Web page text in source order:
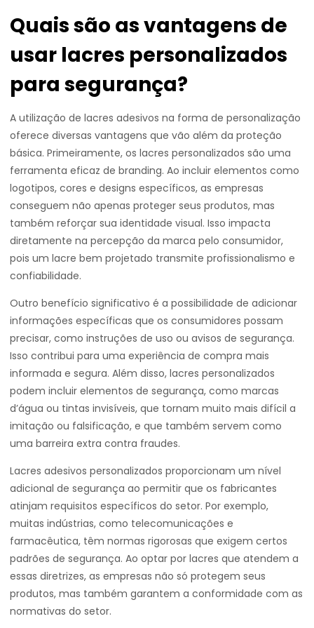
Quais são as vantagens de
usar lacres personalizados
para segurança?
A utilização de lacres adesivos na forma de personalização
oferece diversas vantagens que vão além da proteção
básica. Primeiramente, os lacres personalizados são uma
ferramenta eficaz de branding. Ao incluir elementos como
logotipos, cores e designs específicos, as empresas
conseguem não apenas proteger seus produtos, mas
também reforçar sua identidade visual. Isso impacta
diretamente na percepção da marca pelo consumidor,
pois um lacre bem projetado transmite profissionalismo e
confiabilidade.
Outro benefício significativo é a possibilidade de adicionar
informações específicas que os consumidores possam
precisar, como instruções de uso ou avisos de segurança.
Isso contribui para uma experiência de compra mais
informada e segura. Além disso, lacres personalizados
podem incluir elementos de segurança, como marcas
d’água ou tintas invisíveis, que tornam muito mais difícil a
imitação ou falsificação, e que também servem como
uma barreira extra contra fraudes.
Lacres adesivos personalizados proporcionam um nível
adicional de segurança ao permitir que os fabricantes
atinjam requisitos específicos do setor. Por exemplo,
muitas indústrias, como telecomunicações e
farmacêutica, têm normas rigorosas que exigem certos
padrões de segurança. Ao optar por lacres que atendem a
essas diretrizes, as empresas não só protegem seus
produtos, mas também garantem a conformidade com as
normativas do setor.